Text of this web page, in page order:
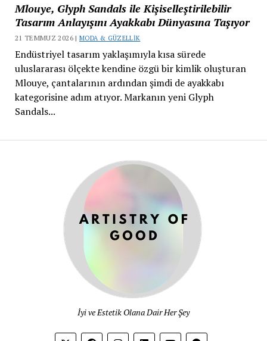
Mlouye, Glyph Sandals ile Kişiselleştirilebilir
Tasarım Anlayışını Ayakkabı Dünyasına Taşıyor
21 TEMMUZ 2026 |MODA & GÜZELLIK
Endüstriyel tasarım yaklaşımıyla kısa sürede
uluslararası ölçekte kendine özgü bir kimlik oluşturan
Mlouye, çantalarının ardından şimdi de ayakkabı
kategorisine adım atıyor. Markanın yeni Glyph
Sandals...
İyi ve Estetik Olana Dair Her Şey